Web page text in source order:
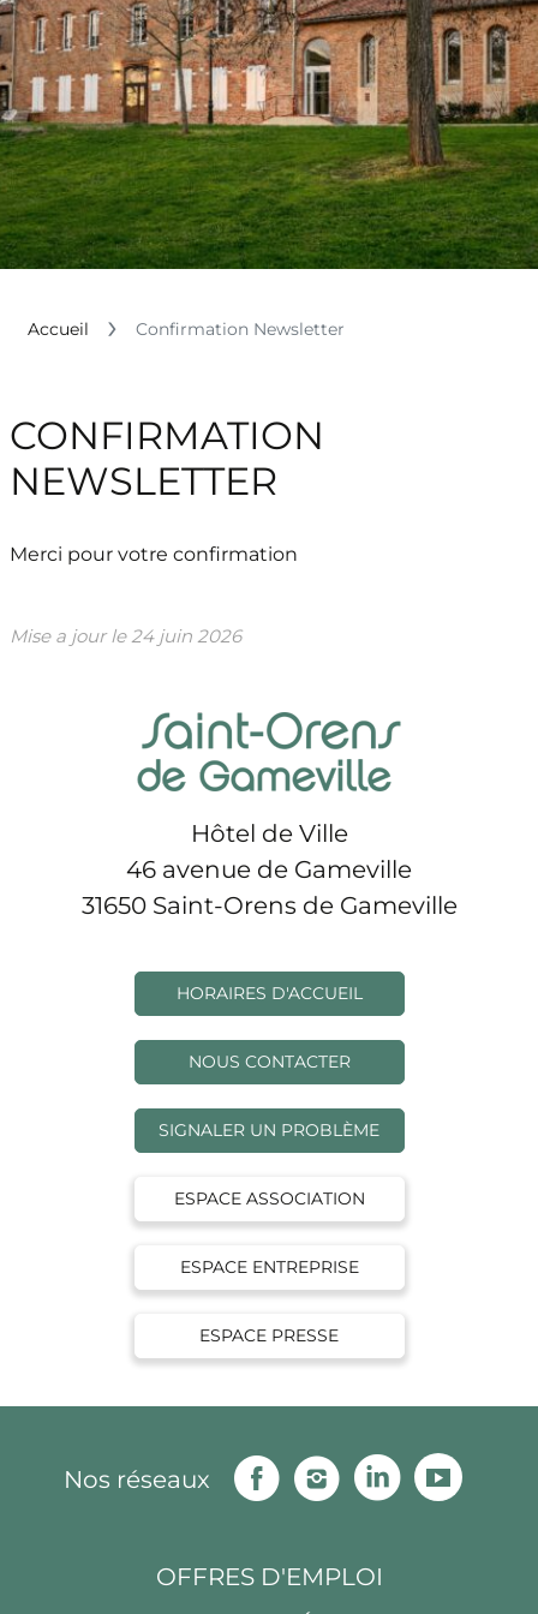
Accueil Confirmation Newsletter
CONFIRMATION
NEWSLETTER
Merci pour votre confirmation
Mise a jour le24 juin 2026
Hôtel de Ville
46 avenue de Gameville
31650 Saint-Orens de Gameville
HORAIRES D'ACCUEIL
NOUS CONTACTER
SIGNALER UN PROBLÈME
ESPACE ASSOCIATION
ESPACE ENTREPRISE
ESPACE PRESSE
Nos réseaux
FacebookInstagramLinkedin
OFFRES D'EMPLOI